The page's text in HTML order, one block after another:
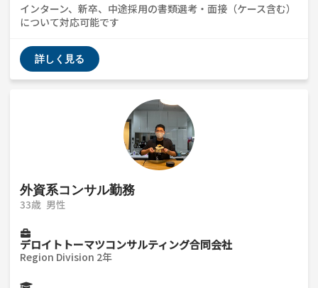
インターン、新卒、中途採用の書類選考・面接（ケース含む）
について対応可能です
詳しく見る
外資系コンサル勤務
33歳 男性
デロイトトーマツコンサルティング合同会社
Region Division 2年